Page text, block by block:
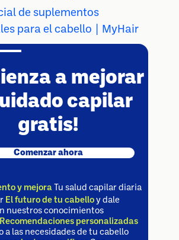
de suplementos
para el cabello | MyHair
a mejorar
capilar
gratis!
Comenzar ahora
y mejora Tu salud capilar diaria
El futuro de tu cabello y dale
nuestros conocimientos
Recomendaciones personalizadas
a las necesidades de tu cabello